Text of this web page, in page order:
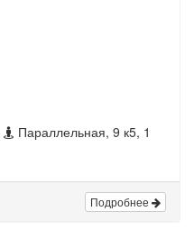
Параллельная, 9 к5, 1
Подробнее